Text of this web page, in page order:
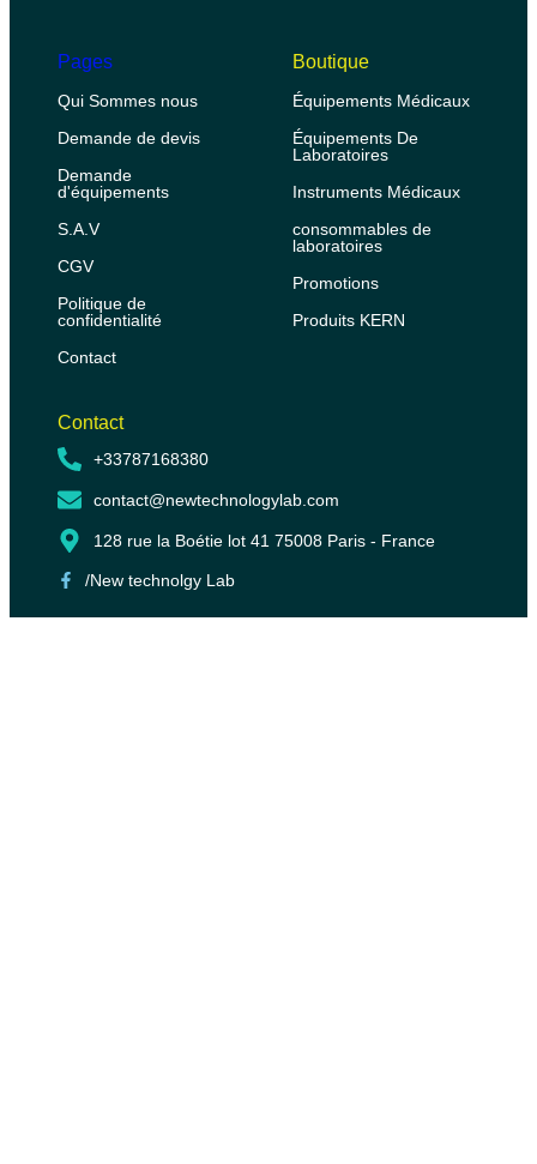
Pages
Qui Sommes nous
Demande de devis
Demande
d'équipements
S.A.V
CGV
Politique de
confidentialité
Contact
Boutique
Équipements Médicaux
Équipements De
Laboratoires
Instruments Médicaux
consommables de
laboratoires
Promotions
Produits KERN
Contact
+33787168380
contact@newtechnologylab.com
128 rue la Boétie lot 41 75008 Paris - France
/New technolgy Lab